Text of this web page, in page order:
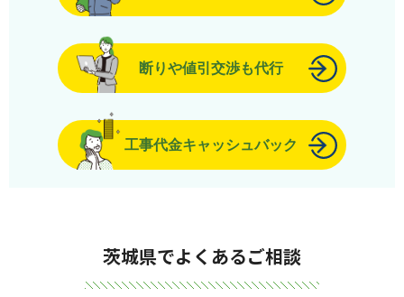
断りや値引交渉も代行
工事代金キャッシュバック
茨城県でよくあるご相談